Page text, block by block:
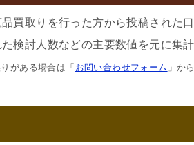
買取りを行った方から投稿された
検討人数などの主要数値を元に集
がある場合は「 お問い合わせフォーム 」か